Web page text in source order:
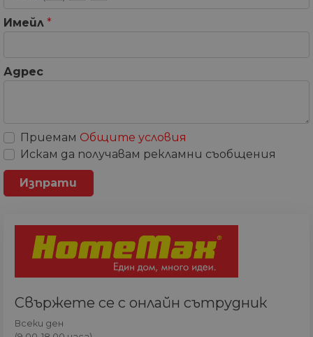
Имейл *
Адрес
Приемам Общите условия
Искам да получавам рекламни съобщения
Свържете се с онлайн сътрудник
Всеки ден